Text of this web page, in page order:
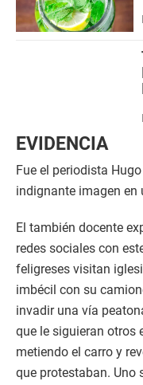
EVIDENCIA
Fue el periodista
indignante imagen
El también docente
redes sociales con
feligreses visitan
imbécil con su
invadir una vía
que le siguieran otros
metiendo el carro y
que protestaban. Uno